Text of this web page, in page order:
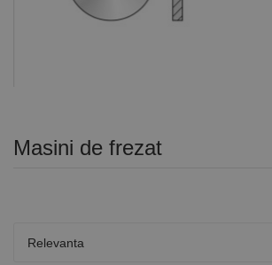
Masini de frezat
Relevanta